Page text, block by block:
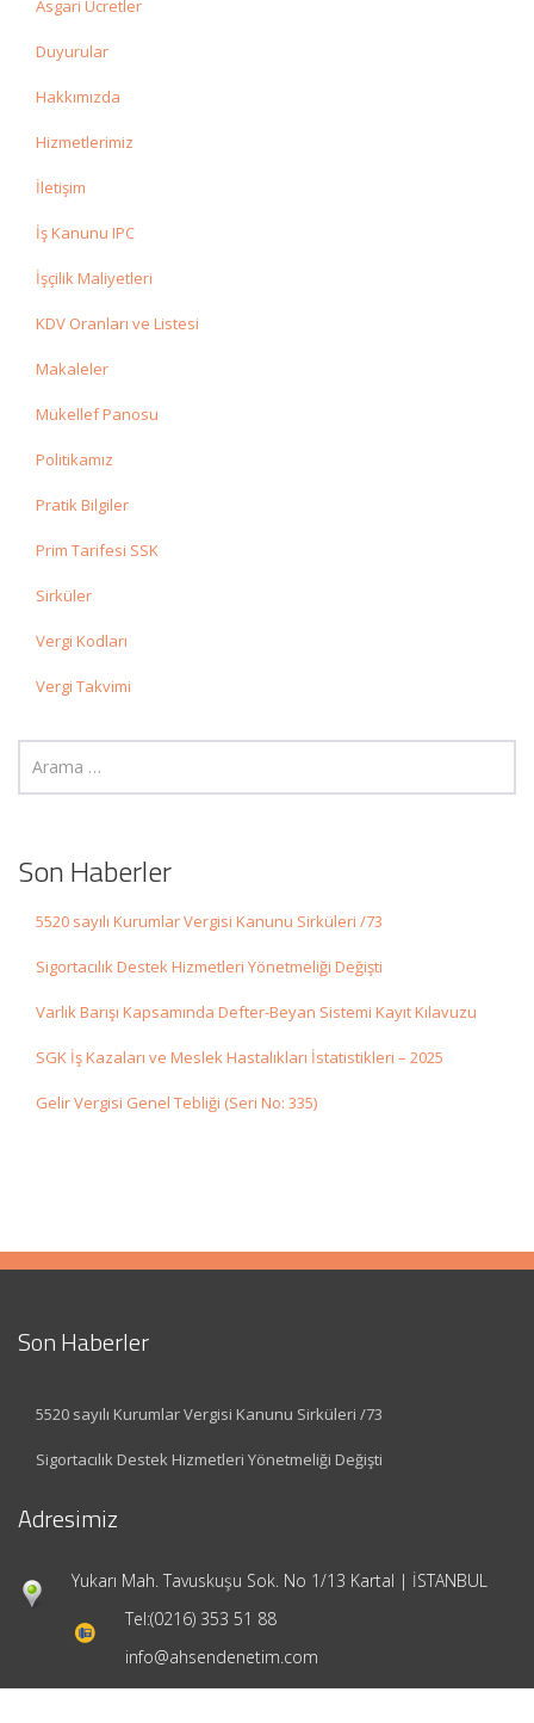
Asgari Ücretler
Duyurular
Hakkımızda
Hizmetlerimiz
İletişim
İş Kanunu IPC
İşçilik Maliyetleri
KDV Oranları ve Listesi
Makaleler
Mükellef Panosu
Politikamız
Pratik Bilgiler
Prim Tarifesi SSK
Sirküler
Vergi Kodları
Vergi Takvimi
Son Haberler
5520 sayılı Kurumlar Vergisi Kanunu Sirküleri /73
Sigortacılık Destek Hizmetleri Yönetmeliği Değişti
Varlık Barışı Kapsamında Defter-Beyan Sistemi Kayıt Kılavuzu
SGK İş Kazaları ve Meslek Hastalıkları İstatistikleri – 2025
Gelir Vergisi Genel Tebliği (Seri No: 335)
Son Haberler
5520 sayılı Kurumlar Vergisi Kanunu Sirküleri /73
Sigortacılık Destek Hizmetleri Yönetmeliği Değişti
Adresimiz
Yukarı Mah. Tavuskuşu Sok. No 1/13 Kartal | İSTANBUL
Tel:(0216) 353 51 88
info@ahsendenetim.com